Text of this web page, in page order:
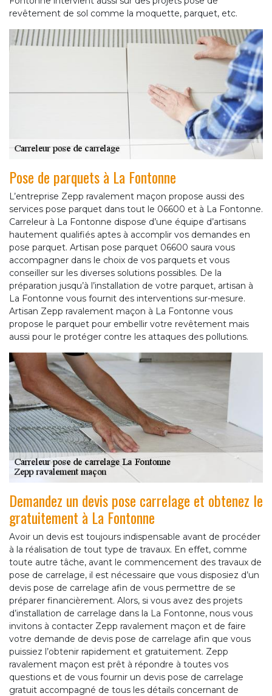
revêtement de sol comme la moquette, parquet, etc.
Pose de parquets à La Fontonne
L’entreprise Zepp ravalement maçon propose aussi des
services pose parquet dans tout le 06600 et à La Fontonne.
Carreleur à La Fontonne dispose d’une équipe d’artisans
hautement qualifiés aptes à accomplir vos demandes en
pose parquet. Artisan pose parquet 06600 saura vous
accompagner dans le choix de vos parquets et vous
conseiller sur les diverses solutions possibles. De la
préparation jusqu’à l’installation de votre parquet, artisan à
La Fontonne vous fournit des interventions sur-mesure.
Artisan Zepp ravalement maçon à La Fontonne vous
propose le parquet pour embellir votre revêtement mais
aussi pour le protéger contre les attaques des pollutions.
Demandez un devis pose carrelage et obtenez le
gratuitement à La Fontonne
Avoir un devis est toujours indispensable avant de procéder
à la réalisation de tout type de travaux. En effet, comme
toute autre tâche, avant le commencement des travaux de
pose de carrelage, il est nécessaire que vous disposiez d’un
devis pose de carrelage afin de vous permettre de se
préparer financièrement. Alors, si vous avez des projets
d’installation de carrelage dans la La Fontonne, nous vous
invitons à contacter Zepp ravalement maçon et de faire
votre demande de devis pose de carrelage afin que vous
puissiez l’obtenir rapidement et gratuitement. Zepp
ravalement maçon est prêt à répondre à toutes vos
questions et de vous fournir un devis pose de carrelage
gratuit accompagné de tous les détails concernant de